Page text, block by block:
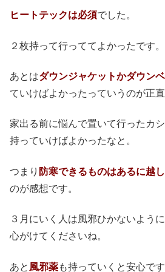
ヒートテックは必須でした。
２枚持って行っててよかったです。
あとはダウンジャケットかダウン
ていけばよかったっていうのが正直
家出る前に悩んで置いて行ったカ
持っていけばよかったなと。
つまり 防寒できるものはあるに越
のが感想です。
３月にいく人は風邪ひかないよう
心がけてくださいね。
あと 風邪薬も持っていくと安心です